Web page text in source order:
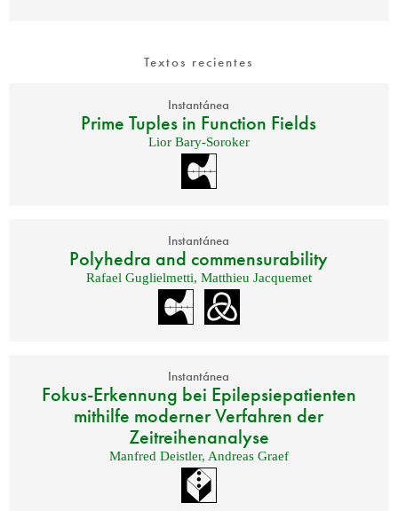
Textos recientes
Instantánea
Prime Tuples in Function Fields
Lior Bary-Soroker
Instantánea
Polyhedra and commensurability
Rafael Guglielmetti, Matthieu Jacquemet
Instantánea
Fokus-Erkennung bei Epilepsiepatienten
mithilfe moderner Verfahren der
Zeitreihenanalyse
Manfred Deistler, Andreas Graef